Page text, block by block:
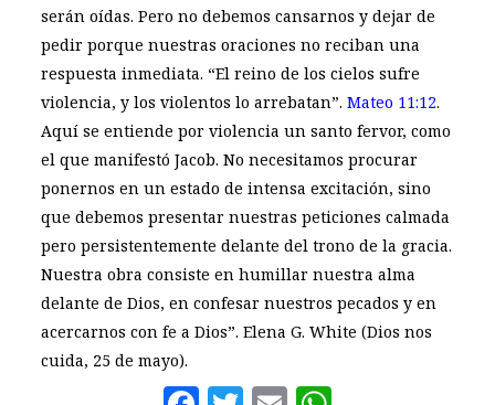
serán oídas. Pero no debemos cansarnos y dejar de
pedir porque nuestras oraciones no reciban una
respuesta inmediata. “El reino de los cielos sufre
violencia, y los violentos lo arrebatan”. Mateo 11:12.
Aquí se entiende por violencia un santo fervor, como
el que manifestó Jacob. No necesitamos procurar
ponernos en un estado de intensa excitación, sino
que debemos presentar nuestras peticiones calmada
pero persistentemente delante del trono de la gracia.
Nuestra obra consiste en humillar nuestra alma
delante de Dios, en confesar nuestros pecados y en
acercarnos con fe a Dios”. Elena G. White (Dios nos
cuida, 25 de mayo).